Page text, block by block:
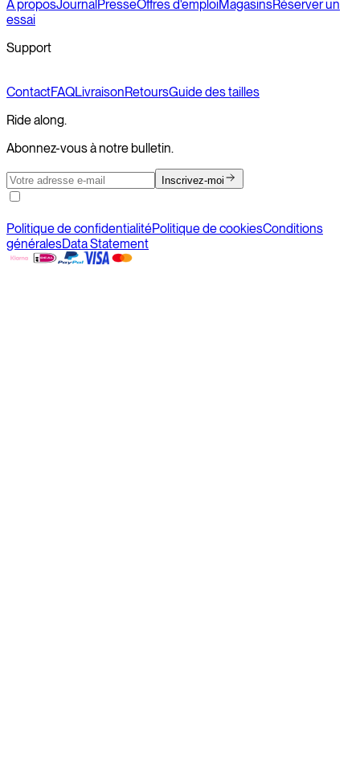
À proposJournal PresseOffres d'emploiMagasinsRéserver un
essai
Support
ContactFAQLivraisonRetoursGuide des tailles
Ride along.
Abonnez-vous à notre bulletin.
Inscrivez-moi
Politique de confidentialitéPolitique de cookiesConditions
généralesData Statement